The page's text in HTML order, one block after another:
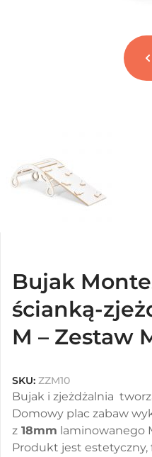
Bujak
ścianką-
M – Zestaw
SKU: ZZM10
Bujak i zjeżdżalnia
Domowy plac zabaw
z 18mm laminowanego
Produkt jest estetyczny,